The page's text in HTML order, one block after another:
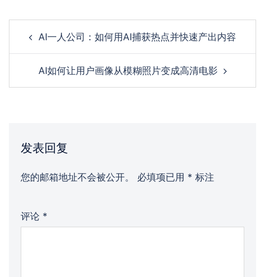
navigation
AI一人公司：如何用AI捕获热点并快速产出内容
AI如何让用户画像从模糊照片变成高清电影
发表回复
您的邮箱地址不会被公开。 必填项已用 * 标注
评论 *